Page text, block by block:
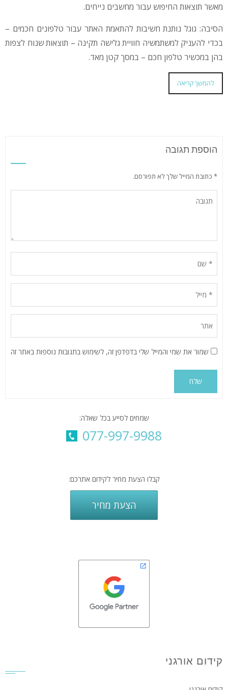
מאשר תוצאות החיפוש עבור מחשבים נייחים.
הסיבה: גוגל נותנת חשיבות להתאמת האתר עבור טלפונים חכמים –
בכדי להעניק למשתמשיה חוויית גלישה תקינה – תוצאות שנוח לצפות
בהן במכשיר טלפון חכם – במסך קטן מאד.
להמשך קריאה
הוספת תגובה
* כתובת המייל שלך לא תפורסם.
שמור את שמי והמייל שלי בדפדפן זה, לשימוש בתגובות נוספות באתר זה
שמחים לסייע בכל שאלה:
077-997-9988
קבלו הצעת מחיר לקידום אתרכם:
הצעת מחיר
קידום אורגני